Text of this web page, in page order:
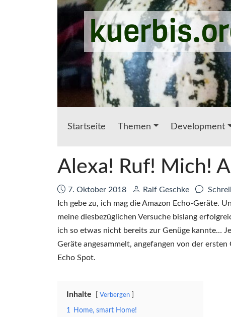
Zum Hauptinhalt springen
Startseite Themen Development
Alexa! Ruf! Mich!
Datum:
7. Oktober 2018 Autor:
Ralf Geschke
Ich gebe zu, ich mag die Amazon Echo-Geräte.
meine diesbezüglichen Versuche bislang
ich so etwas nicht bereits zur Genüge kannte…
Geräte angesammelt, angefangen von der
Echo Spot.
Inhalte Verbergen
1 Home, smart Home!